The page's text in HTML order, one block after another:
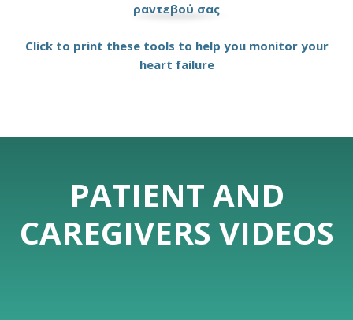
ραντεβού σας
Click to print these tools to help you monitor your
heart failure
PATIENT AND
CAREGIVERS VIDEOS